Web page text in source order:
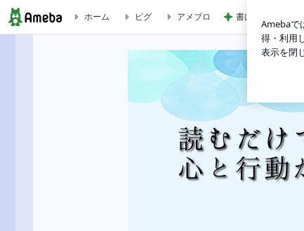
算命学を学ぶ♪年干支と月干支に宿命律音がある人は？ |
ホーム ピグ アメブロ 書けなかった25